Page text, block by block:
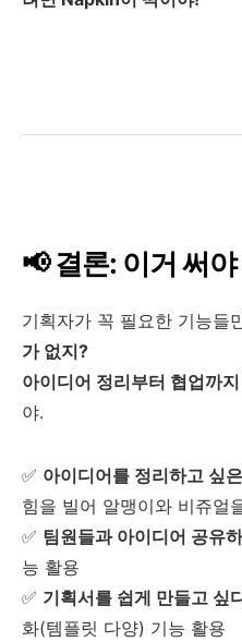
📢 결론: 이거 써
기획자가 꼭 필요한 기능들
가 없지?
아이디어 정리부터 협업까
야.
✅ 아이디어를 정리하고 싶
힘을 빌어 알맹이와 비쥬얼
✅ 팀원들과 아이디어 공유
능 활용
✅ 기획서를 쉽게 만들고 싶
화(템플릿 다양) 기능 활용